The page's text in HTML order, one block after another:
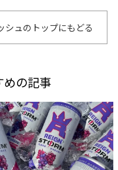
シュのトップにもどる
めの記事